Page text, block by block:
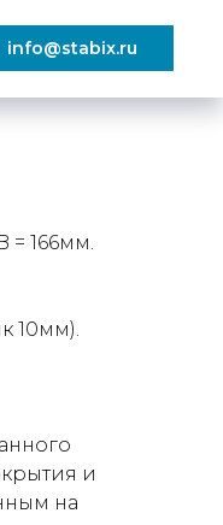
info@stabix.ru
= 166мм.
10мм).
и
на